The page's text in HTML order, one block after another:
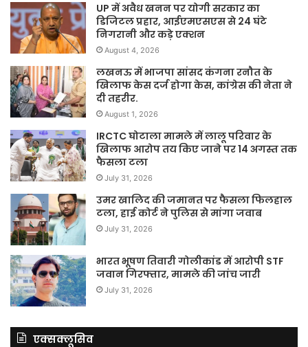
UP में अवैध खनन पर योगी सरकार का
डिजिटल प्रहार, आईएमएसएस से 24 घंटे
निगरानी और कड़े एक्शन
August 4, 2026
लखनऊ में भाजपा सांसद कंगना रनौत के
खिलाफ केस दर्ज होगा केस, कांग्रेस की नेता ने
दी तहरीर.
August 1, 2026
IRCTC घोटाला मामले में लालू परिवार के
खिलाफ आरोप तय किए जाने पर 14 अगस्त तक
फैसला टला
July 31, 2026
उमर खालिद की जमानत पर फैसला फिलहाल
टला, हाई कोर्ट ने पुलिस से मांगा जवाब
July 31, 2026
भारत भूषण तिवारी गोलीकांड में आरोपी STF
जवान गिरफ्तार, मामले की जांच जारी
July 31, 2026
एक्सक्लूसिव